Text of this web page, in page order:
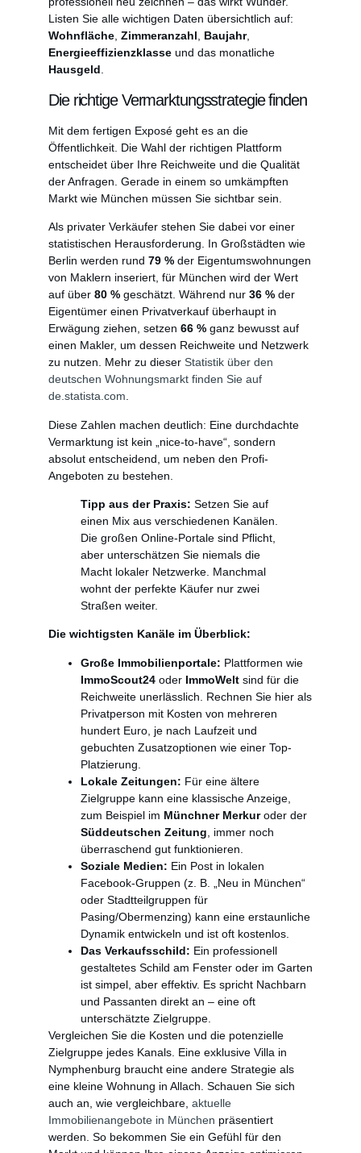
Listen Sie alle wichtigen Daten übersichtlich auf:
Wohnfläche, Zimmeranzahl, Baujahr,
Energieeffizienzklasse und das monatliche
Hausgeld.
Die richtige Vermarktungsstrategie finden
Mit dem fertigen Exposé geht es an die
Öffentlichkeit. Die Wahl der richtigen Plattform
entscheidet über Ihre Reichweite und die Qualität
der Anfragen. Gerade in einem so umkämpften
Markt wie München müssen Sie sichtbar sein.
Als privater Verkäufer stehen Sie dabei vor einer
statistischen Herausforderung. In Großstädten wie
Berlin werden rund 79 % der Eigentumswohnungen
von Maklern inseriert, für München wird der Wert
auf über 80 % geschätzt. Während nur 36 % der
Eigentümer einen Privatverkauf überhaupt in
Erwägung ziehen, setzen 66 % ganz bewusst auf
einen Makler, um dessen Reichweite und Netzwerk
zu nutzen. Mehr zu dieser Statistik über den
deutschen Wohnungsmarkt finden Sie auf
de.statista.com
Diese Zahlen machen deutlich: Eine durchdachte
Vermarktung ist kein „nice-to-have“, sondern
absolut entscheidend, um neben den Profi-
Angeboten zu bestehen.
Tipp aus der Praxis: Setzen Sie auf
einen Mix aus verschiedenen Kanälen.
Die großen Online-Portale sind Pflicht,
aber unterschätzen Sie niemals die
Macht lokaler Netzwerke. Manchmal
wohnt der perfekte Käufer nur zwei
Straßen weiter.
Die wichtigsten Kanäle im Überblick:
Große Immobilienportale: Plattformen wie
ImmoScout24 oder ImmoWelt sind für die
Reichweite unerlässlich. Rechnen Sie hier als
Privatperson mit Kosten von mehreren
hundert Euro, je nach Laufzeit und
gebuchten Zusatzoptionen wie einer Top-
Platzierung.
Lokale Zeitungen: Für eine ältere
Zielgruppe kann eine klassische Anzeige,
zum Beispiel im Münchner Merkuroder der
Süddeutschen Zeitung , immer noch
überraschend gut funktionieren.
Soziale Medien: Ein Post in lokalen
Facebook-Gruppen (z. B. „Neu in München“
oder Stadtteilgruppen für
Pasing/Obermenzing) kann eine erstaunliche
Dynamik entwickeln und ist oft kostenlos.
Das Verkaufsschild: Ein professionell
gestaltetes Schild am Fenster oder im Garten
ist simpel, aber effektiv. Es spricht Nachbarn
und Passanten direkt an – eine oft
unterschätzte Zielgruppe.
Vergleichen Sie die Kosten und die potenzielle
Zielgruppe jedes Kanals. Eine exklusive Villa in
Nymphenburg braucht eine andere Strategie als
eine kleine Wohnung in Allach. Schauen Sie sich
auch an, wie vergleichbare, aktuelle
Immobilienangebote in München präsentiert
werden. So bekommen Sie ein Gefühl für den